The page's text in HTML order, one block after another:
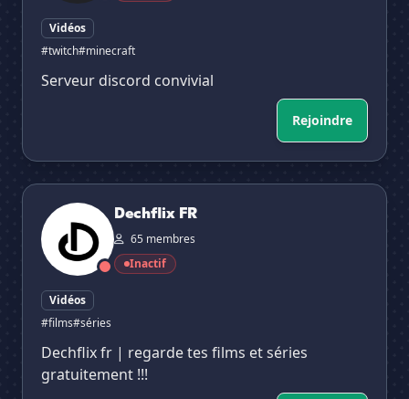
Vidéos
#twitch#minecraft
Serveur discord convivial
Rejoindre
Dechflix FR
Dechflix FR
65 membres
Inactif
Vidéos
#films#séries
Dechflix fr | regarde tes films et séries
gratuitement !!!